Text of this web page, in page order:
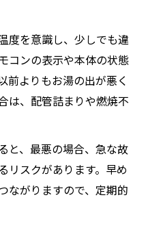
する対処のポイント
湯器トラブル対策術
給湯器診断のコツ
立つセルフチェック
分け方解説
主な種類と意味を解
く給湯器トラブルの
度を意識し、少しでも違
コンの表示や本体の状態
前よりもお湯の出が悪く
は、配管詰まりや燃焼不
と、最悪の場合、急な故
リスクがあります。早め
ながりますので、定期的